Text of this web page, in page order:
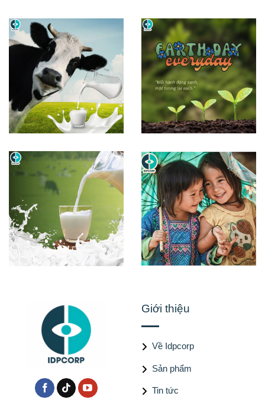
Giới thiệu
Về Idpcorp
Sản phẩm
Tin tức